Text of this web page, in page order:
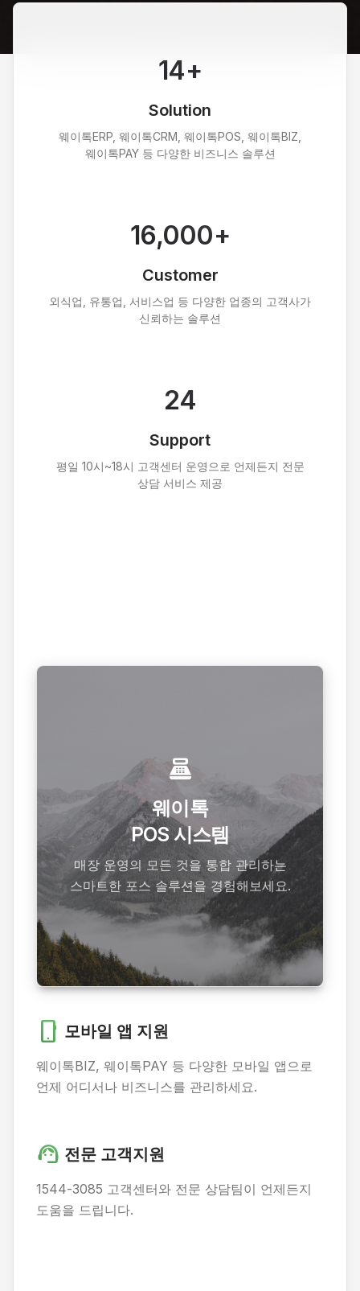
14+
Solution
웨이톡ERP, 웨이톡CRM, 웨이톡POS, 웨이톡BIZ,
웨이톡PAY 등 다양한 비즈니스 솔루션
16,000+
Customer
외식업, 유통업, 서비스업 등 다양한 업종의 고객사가
신뢰하는 솔루션
24
Support
평일 10시~18시 고객센터 운영으로 언제든지 전문
상담 서비스 제공
point_of_sale
웨이톡
POS 시스템
매장 운영의 모든 것을 통합 관리하는
스마트한 포스 솔루션을 경험해보세요.
더 알아보기
웨이톡의 다양한 솔루션으로 비즈니스
효율성을 극대화하세요.
솔루션 보기
phone_android 모바일 앱 지원
웨이톡BIZ, 웨이톡PAY 등 다양한 모바일 앱으로
언제 어디서나 비즈니스를 관리하세요.
support_agent 전문 고객지원
1544-3085 고객센터와 전문 상담팀이 언제든지
도움을 드립니다.